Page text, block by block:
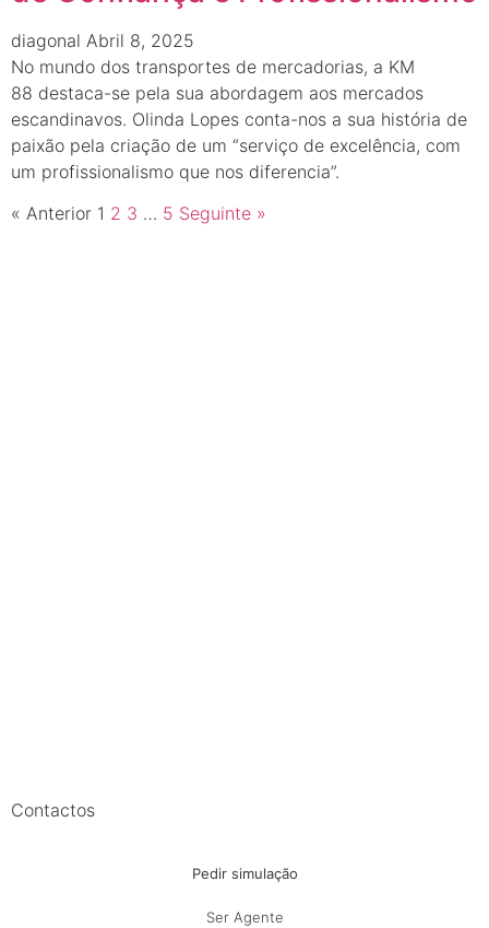
diagonal Abril 8, 2025
No mundo dos transportes de mercadorias, a KM
88 destaca-se pela sua abordagem aos mercados
escandinavos. Olinda Lopes conta-nos a sua história de
paixão pela criação de um “serviço de excelência, com
um profissionalismo que nos diferencia”.
« Anterior 1 2 3 … 5 Seguinte »
Contactos
Pedir simulação
Ser Agente